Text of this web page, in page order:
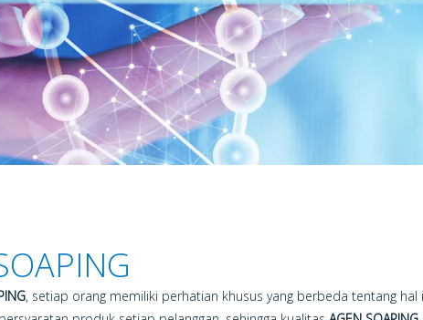
, setiap orang memiliki perhatian khusus yang berbeda tentang